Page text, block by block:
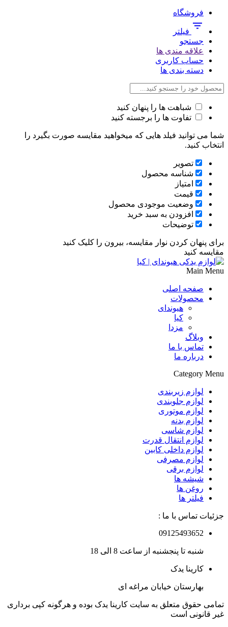
فروشگاه
فیلتر
جستجو
علاقه مندی ها
حساب کاربری
دسته بندی ها
شباهت ها را پنهان کنید
تفاوت ها را برجسته کنید
شما می توانید فیلد هایی که میخواهید مقایسه صورت بگیرد را
انتخاب کنید.
تصویر
شناسه محصول
امتیاز
قیمت
وضعیت موجودی محصول
افزودن به سبد خرید
توضیحات
برای پنهان کردن نوار مقایسه، بیرون را کلیک کنید
مقایسه کنید
Main Menu
صفحه اصلی
محصولات
هیوندای
کیا
مزدا
وبلاگ
تماس با ما
درباره ما
Category Menu
لوازم زیربندی
لوازم جلوبندی
لوازم موتوری
لوازم بدنه
لوازم شاسی
لوازم انتقال قدرت
لوازم داخلی کابین
لوازم مصرفی
لوازم برقی
شیشه ها
روغن ها
فیلتر ها
جزئیات تماس با ما :
09125493652
شنبه تا پنجشنبه از ساعت 8 الی 18
کارینا یدک
بهارستان خیابان مراغه ای
تمامی حقوق متعلق به سایت کارینا یدک بوده و هرگونه کپی برداری
غیر قانونی است